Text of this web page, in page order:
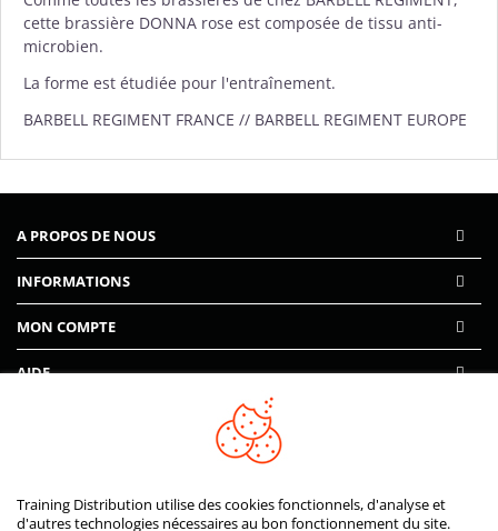
cette brassière DONNA rose est composée de tissu anti-
microbien.
La forme est étudiée pour l'entraînement.
BARBELL REGIMENT FRANCE // BARBELL REGIMENT EUROPE
A PROPOS DE NOUS
INFORMATIONS
MON COMPTE
Training Distribution utilise des cookies fonctionnels, d'analyse et
d'autres technologies nécessaires au bon fonctionnement du site.
AIDE